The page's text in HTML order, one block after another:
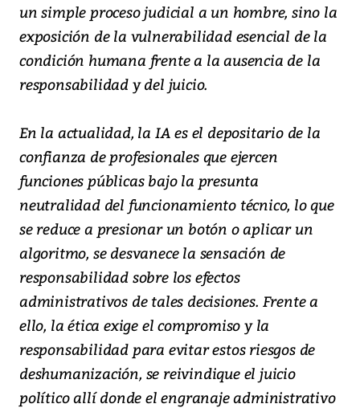
un simple proceso judicial a un hombre, sino la
exposición de la vulnerabilidad esencial de la
condición humana frente a la ausencia de la
responsabilidad y del juicio.
En la actualidad, la IA es el depositario de la
confianza de profesionales que ejercen
funciones públicas bajo la presunta
neutralidad del funcionamiento técnico, lo que
se reduce a presionar un botón o aplicar un
algoritmo, se desvanece la sensación de
responsabilidad sobre los efectos
administrativos de tales decisiones. Frente a
ello, la ética exige el compromiso y la
responsabilidad para evitar estos riesgos de
deshumanización, se reivindique el juicio
político allí donde el engranaje administrativo